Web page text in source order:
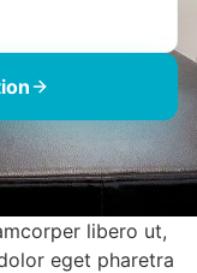
libero ut,
eget pharetra